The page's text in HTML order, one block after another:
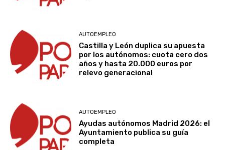
AUTOEMPLEO
Castilla y León duplica su apuesta
por los autónomos: cuota cero dos
años y hasta 20.000 euros por
relevo generacional
AUTOEMPLEO
Ayudas autónomos Madrid 2026: el
Ayuntamiento publica su guía
completa